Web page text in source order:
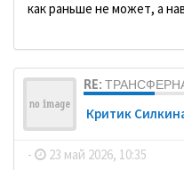
как раньше не может, а
RE:
Критик
- 23 май 2026, 10:35